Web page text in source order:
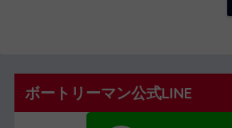
ボートリーマン公式LINE